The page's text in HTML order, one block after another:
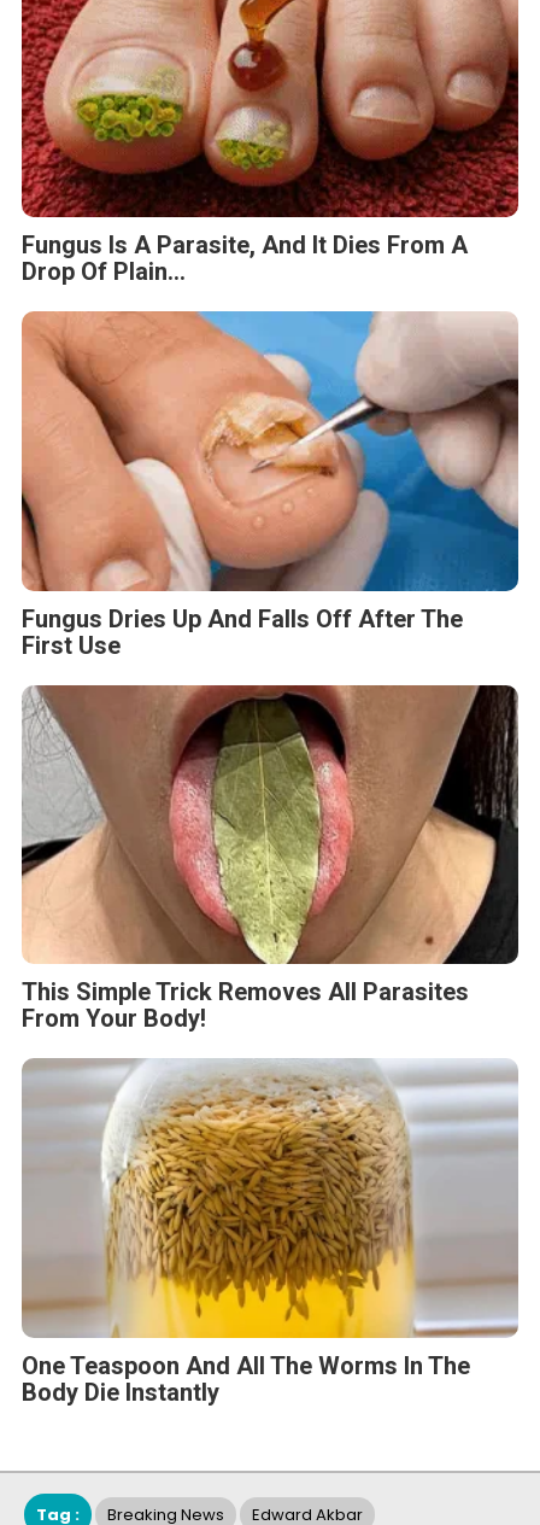
Fungus Is A Parasite, And It Dies From A
Drop Of Plain...
Fungus Dries Up And Falls Off After The
First Use
This Simple Trick Removes All Parasites
From Your Body!
One Teaspoon And All The Worms In The
Body Die Instantly
Tag : Breaking News Edward Akbar